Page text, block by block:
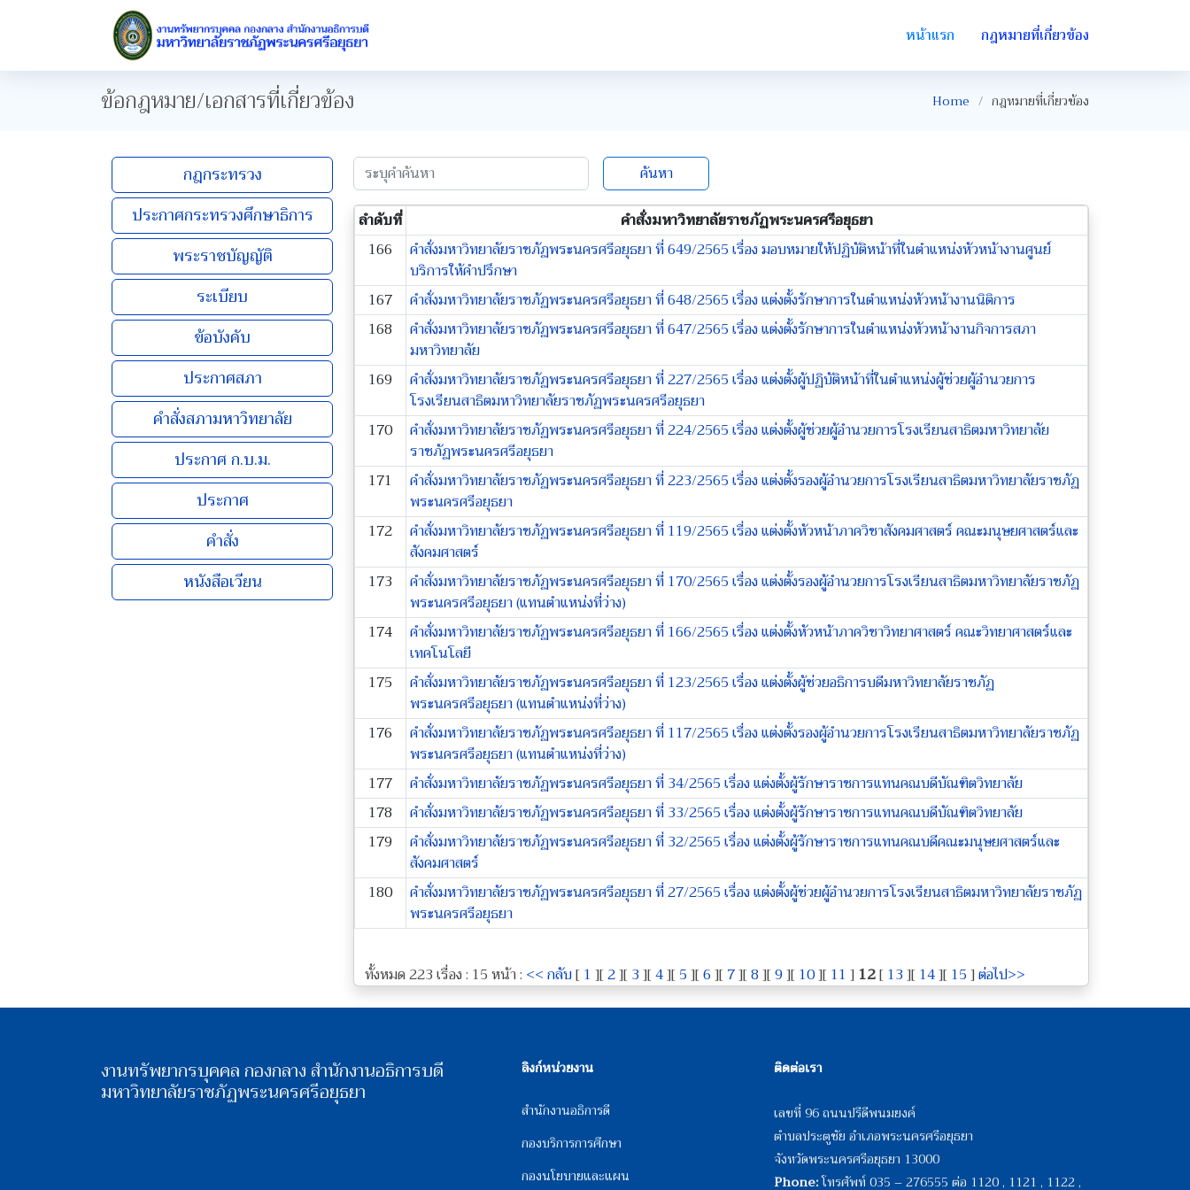
หน้าแรก กฎหมายที่เกี่ยวข้อง
ข้อกฎหมาย/เอกสารที่เกี่ยวข้อง Home กฎหมายที่เกี่ยวข้อง
กฎกระทรวง
ประกาศกระทรวงศึกษาธิการ
พระราชบัญญัติ
ระเบียบ
ข้อบังคับ
ประกาศสภา
คำสั่งสภามหาวิทยาลัย
ประกาศ ก.บ.ม.
ประกาศ
คำสั่ง
หนังสือเวียน
ค้นหา
ลำดับที่
คำสั่งมหาวิทยาลัยราชภัฏพระนครศรีอยุธยา
166
คำสั่งมหาวิทยาลัยราชภัฏพระนครศรีอยุธยา ที่ 649/2565 เรื่อง มอบหมายให้ปฏิบัติหน้าที่ในตำแหน่งหัวหน้างานศูนย์
บริการให้คำปรึกษา
167
คำสั่งมหาวิทยาลัยราชภัฏพระนครศรีอยุธยา ที่ 648/2565 เรื่อง แต่งตั้งรักษาการในตำแหน่งหัวหน้างานนิติการ
168
คำสั่งมหาวิทยาลัยราชภัฏพระนครศรีอยุธยา ที่ 647/2565 เรื่อง แต่งตั้งรักษาการในตำแหน่งหัวหน้างานกิจการสภา
มหาวิทยาลัย
169
คำสั่งมหาวิทยาลัยราชภัฏพระนครศรีอยุธยา ที่ 227/2565 เรื่อง แต่งตั้งผู้ปฏิบัติหน้าที่ในตำแหน่งผู้ช่วยผู้อำนวยการ
โรงเรียนสาธิตมหาวิทยาลัยราชภัฏพระนครศรีอยุธยา
170
คำสั่งมหาวิทยาลัยราชภัฏพระนครศรีอยุธยา ที่ 224/2565 เรื่อง แต่งตั้งผู้ช่วยผู้อำนวยการโรงเรียนสาธิตมหาวิทยาลัย
ราชภัฏพระนครศรีอยุธยา
171
คำสั่งมหาวิทยาลัยราชภัฏพระนครศรีอยุธยา ที่ 223/2565 เรื่อง แต่งตั้งรองผู้อำนวยการโรงเรียนสาธิตมหาวิทยาลัยราชภัฏ
พระนครศรีอยุธยา
172
คำสั่งมหาวิทยาลัยราชภัฏพระนครศรีอยุธยา ที่ 119/2565 เรื่อง แต่งตั้งหัวหน้าภาควิชาสังคมศาสตร์ คณะมนุษยศาสตร์และ
สังคมศาสตร์
173
คำสั่งมหาวิทยาลัยราชภัฏพระนครศรีอยุธยา ที่ 170/2565 เรื่อง แต่งตั้งรองผู้อำนวยการโรงเรียนสาธิตมหาวิทยาลัยราชภัฏ
พระนครศรีอยุธยา (แทนตำแหน่งที่ว่าง)
174
คำสั่งมหาวิทยาลัยราชภัฏพระนครศรีอยุธยา ที่ 166/2565 เรื่อง แต่งตั้งหัวหน้าภาควิชาวิทยาศาสตร์ คณะวิทยาศาสตร์และ
เทคโนโลยี
175
คำสั่งมหาวิทยาลัยราชภัฏพระนครศรีอยุธยา ที่ 123/2565 เรื่อง แต่งตั้งผู้ช่วยอธิการบดีมหาวิทยาลัยราชภัฏ
พระนครศรีอยุธยา (แทนตำแหน่งที่ว่าง)
176
คำสั่งมหาวิทยาลัยราชภัฏพระนครศรีอยุธยา ที่ 117/2565 เรื่อง แต่งตั้งรองผู้อำนวยการโรงเรียนสาธิตมหาวิทยาลัยราชภัฏ
พระนครศรีอยุธยา (แทนตำแหน่งที่ว่าง)
177
คำสั่งมหาวิทยาลัยราชภัฏพระนครศรีอยุธยา ที่ 34/2565 เรื่อง แต่งตั้งผู้รักษาราชการแทนคณบดีบัณฑิตวิทยาลัย
178
คำสั่งมหาวิทยาลัยราชภัฏพระนครศรีอยุธยา ที่ 33/2565 เรื่อง แต่งตั้งผู้รักษาราชการแทนคณบดีบัณฑิตวิทยาลัย
179
คำสั่งมหาวิทยาลัยราชภัฏพระนครศรีอยุธยา ที่ 32/2565 เรื่อง แต่งตั้งผู้รักษาราชการแทนคณบดีคณะมนุษยศาสตร์และ
สังคมศาสตร์
180
คำสั่งมหาวิทยาลัยราชภัฏพระนครศรีอยุธยา ที่ 27/2565 เรื่อง แต่งตั้งผู้ช่วยผู้อำนวยการโรงเรียนสาธิตมหาวิทยาลัยราชภัฏ
พระนครศรีอยุธยา
ทั้งหมด 223 เรื่อง : 15 หน้า : << กลับ[1 ][2][3][4][5][6][7][8][9][10][11 ] 12[13][14][15]ต่อไป>>
งานทรัพยากรบุคคล กองกลาง สำนักงานอธิการบดี
มหาวิทยาลัยราชภัฏพระนครศรีอยุธยา
ลิงก์หน่วยงาน
สำนักงานอธิการดี
กองบริการการศึกษา
กองนโยบายและแผน
ติดต่อเรา
เลขที่ 96 ถนนปรีดีพนมยงค์
ตำบลประตูชัย อำเภอพระนครศรีอยุธยา
จังหวัดพระนครศรีอยุธยา 13000
Phone:โทรศัพท์ 035 – 276555 ต่อ 1120 , 1121 , 1122 ,